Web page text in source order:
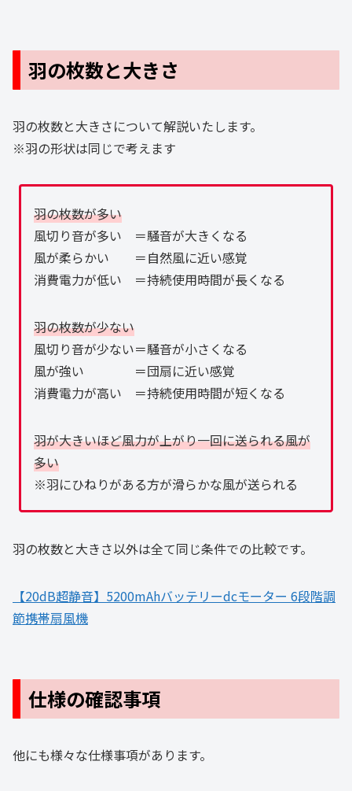
羽の枚数と大きさ
羽の枚数と大きさについて解説いたします。
※羽の形状は同じで考えます
羽の枚数が多い
風切り音が多い ＝騒音が大きくなる
風が柔らかい ＝自然風に近い感覚
消費電力が低い ＝持続使用時間が長くなる
羽の枚数が少ない
風切り音が少ない＝騒音が小さくなる
風が強い ＝団扇に近い感覚
消費電力が高い ＝持続使用時間が短くなる
羽が大きいほど風力が上がり一回に送られる風が
多い
※羽にひねりがある方が滑らかな風が送られる
羽の枚数と大きさ以外は全て同じ条件での比較です。
【20dB超静音】5200mAhバッテリーdcモーター 6段階調
節携帯扇風機
仕様の確認事項
他にも様々な仕様事項があります。